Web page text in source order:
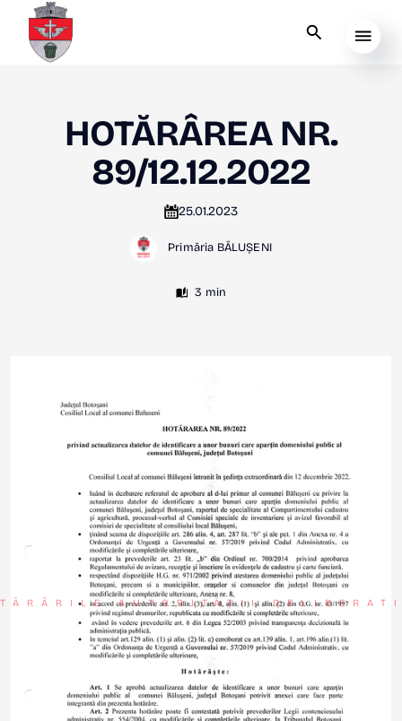
HOTĂRÂREA NR.
89/12.12.2022
25.01.2023
Primăria BĂLUȘENI
3 min
AUTORITĂȚII